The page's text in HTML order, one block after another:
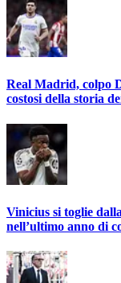
Real Madrid, colpo
costosi della storia
Vinicius si toglie
nell’ultimo anno di